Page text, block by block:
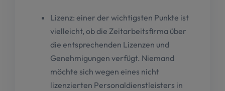
Lizenz: einer der wichtigsten Punkte ist
vielleicht, ob die Zeitarbeitsfirma über
die entsprechenden Lizenzen und
Genehmigungen verfügt. Niemand
möchte sich wegen eines nicht
lizenzierten Personaldienstleisters in